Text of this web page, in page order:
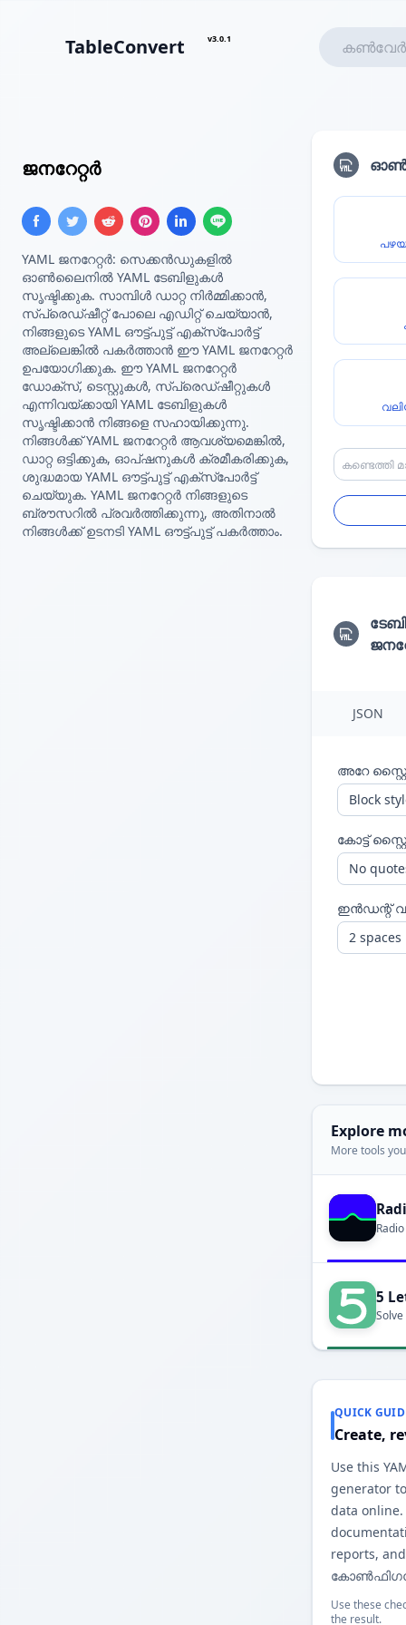
TableConvert v3.0.1
ജനറേറ്റർ
YAML ജനറേറ്റർ: സെക്കൻഡുകളിൽ
ഓൺലൈനിൽ YAML ടേബിളുകൾ
സൃഷ്ടിക്കുക. സാമ്പിൾ ഡാറ്റ നിർമ്മിക്കാൻ,
സ്പ്രെഡ്ഷീറ്റ് പോലെ എഡിറ്റ് ചെയ്യാൻ,
നിങ്ങളുടെ YAML ഔട്ട്‌പുട്ട് എക്സ്‌പോർട്ട്
അല്ലെങ്കിൽ പകർത്താൻ ഈ YAML ജനറേറ്റർ
ഉപയോഗിക്കുക. ഈ YAML ജനറേറ്റർ
ഡോക്സ്, ടെസ്റ്റുകൾ, സ്പ്രെഡ്ഷീറ്റുകൾ
എന്നിവയ്ക്കായി YAML ടേബിളുകൾ
സൃഷ്ടിക്കാൻ നിങ്ങളെ സഹായിക്കുന്നു.
നിങ്ങൾക്ക് YAML ജനറേറ്റർ ആവശ്യമെങ്കിൽ,
ഡാറ്റ ഒട്ടിക്കുക, ഓപ്ഷനുകൾ ക്രമീകരിക്കുക,
ശുദ്ധമായ YAML ഔട്ട്‌പുട്ട് എക്സ്‌പോർട്ട്
ചെയ്യുക. YAML ജനറേറ്റർ നിങ്ങളുടെ
ബ്രൗസറിൽ പ്രവർത്തിക്കുന്നു, അതിനാൽ
നിങ്ങൾക്ക് ഉടനടി YAML ഔട്ട്‌പുട്ട് പകർത്താം.
JSON
അറേ
കോട്ട്
ഇൻഡന്റ്
Explore
More tools
5
QUICK
Create,
Use this
generator
data
reports,
Use these
the result.